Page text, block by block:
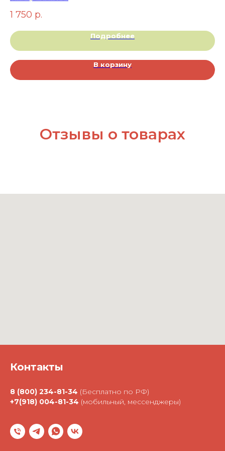
1 750 р.
Подробнее
В корзину
Отзывы о товарах
Контакты
8 (800) 234-81-34 (Бесплатно по РФ)
+7(918) 004-81-34 (мобильный, мессенджеры)